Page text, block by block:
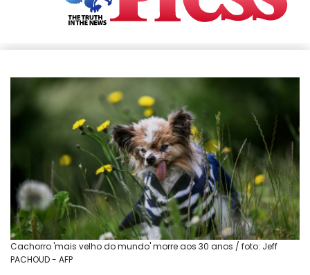
Cachorro 'mais velho do mundo' morre aos 30 anos / foto: Jeff
PACHOUD - AFP